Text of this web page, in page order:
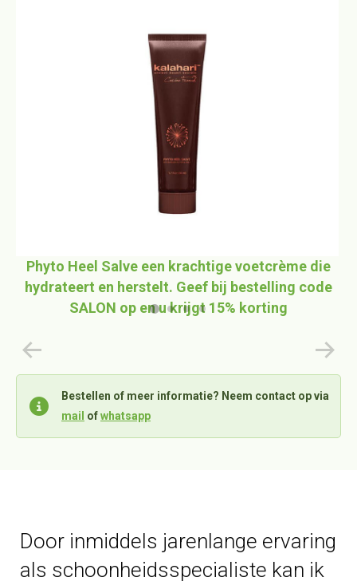
Phyto Heel Salve een krachtige voetcrème die
hydrateert en herstelt. Geef bij bestelling code
SALON op en u krijgt 15% korting
Bestellen of meer informatie? Neem contact op via
mail ofwhatsapp
Door inmiddels jarenlange ervaring
als schoonheidsspecialiste kan ik